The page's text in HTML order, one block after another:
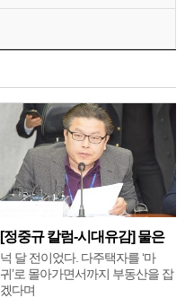
[정중규 칼럼-시대유감] 물은
배
넉 달 전이었다. 다주택자를 ‘마
귀’로 몰아가면서까지 부동산을 잡
겠다며